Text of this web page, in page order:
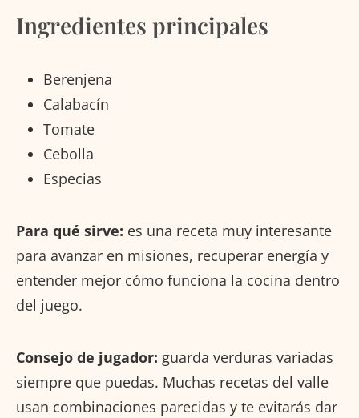
Ingredientes principales
Berenjena
Calabacín
Tomate
Cebolla
Especias
Para qué sirve: es una receta muy interesante
para avanzar en misiones, recuperar energía y
entender mejor cómo funciona la cocina dentro
del juego.
Consejo de jugador: guarda verduras variadas
siempre que puedas. Muchas recetas del valle
usan combinaciones parecidas y te evitarás dar